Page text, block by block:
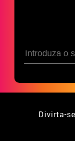
Divirta-